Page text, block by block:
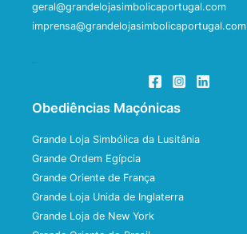
geral@grandelojasimbolicaportugal.com
imprensa@grandelojasimbolicaportugal.com
Obediências Maçónicas
Grande Loja Simbólica da Lusitânia
Grande Ordem Egípcia
Grande Oriente de França
Grande Loja Unida de Inglaterra
Grande Loja de New York